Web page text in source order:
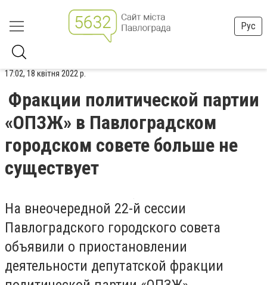
Рус
17:02, 18 квітня 2022 р.
Фракции политической партии
«ОПЗЖ» в Павлоградском
городском совете больше не
существует
На внеочередной 22-й сессии
Павлоградского городского совета
объявили о приостановлении
деятельности депутатской фракции